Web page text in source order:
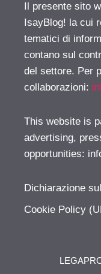
Il presente sito
IsayBlog! la cui
tematici di
contano sul
del settore. Per
collaborazioni:
This website is
advertising,
opportunities:
Dichiarazione
Cookie Policy